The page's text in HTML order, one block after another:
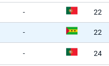
- 22
- 22
- 24